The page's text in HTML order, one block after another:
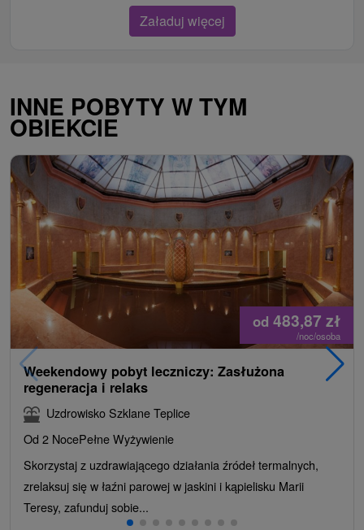
Załaduj więcej
INNE POBYTY W TYM
OBIEKCIE
od 483,87 zł
/noc/osoba
Weekendowy pobyt leczniczy: Zasłużona
regeneracja i relaks
Uzdrowisko Szklane Teplice
Od 2 NocePełne Wyżywienie
Skorzystaj z uzdrawiającego działania źródeł termalnych,
zrelaksuj się w łaźni parowej w jaskini i kąpielisku Marii
Teresy, zafunduj sobie...